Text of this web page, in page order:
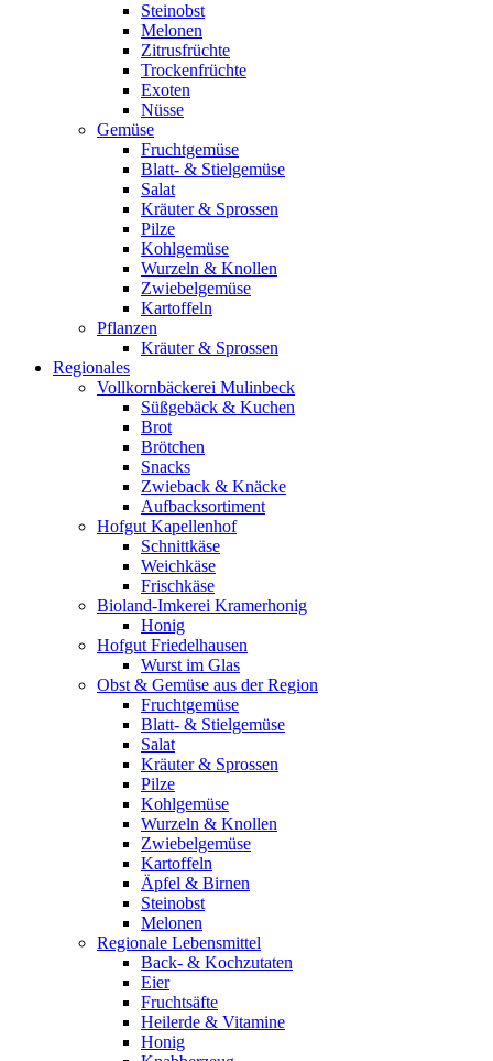
Steinobst
Melonen
Zitrusfrüchte
Trockenfrüchte
Exoten
Nüsse
Gemüse
Fruchtgemüse
Blatt- & Stielgemüse
Salat
Kräuter & Sprossen
Pilze
Kohlgemüse
Wurzeln & Knollen
Zwiebelgemüse
Kartoffeln
Pflanzen
Kräuter & Sprossen
Regionales
Vollkornbäckerei Mulinbeck
Süßgebäck & Kuchen
Brot
Brötchen
Snacks
Zwieback & Knäcke
Aufbacksortiment
Hofgut Kapellenhof
Schnittkäse
Weichkäse
Frischkäse
Bioland-Imkerei Kramerhonig
Honig
Hofgut Friedelhausen
Wurst im Glas
Obst & Gemüse aus der Region
Fruchtgemüse
Blatt- & Stielgemüse
Salat
Kräuter & Sprossen
Pilze
Kohlgemüse
Wurzeln & Knollen
Zwiebelgemüse
Kartoffeln
Äpfel & Birnen
Steinobst
Melonen
Regionale Lebensmittel
Back- & Kochzutaten
Eier
Fruchtsäfte
Heilerde & Vitamine
Honig